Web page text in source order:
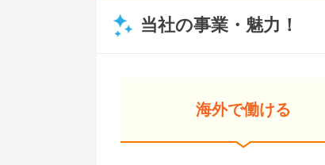
当社の事業・魅力！
海外で働ける